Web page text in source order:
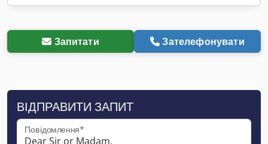
Запитати Зателефонувати
ВІДПРАВИТИ ЗАПИТ
Повідомлення*